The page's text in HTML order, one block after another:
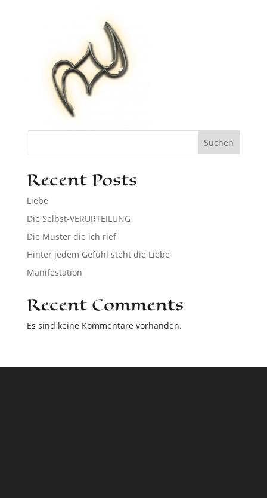
Suchen
Recent Posts
Liebe
Die Selbst-VERURTEILUNG
Die Muster die ich rief
Hinter jedem Gefühl steht die Liebe
Manifestation
Recent Comments
Es sind keine Kommentare vorhanden.